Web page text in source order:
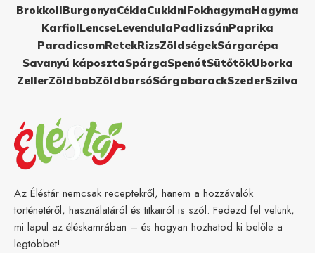
BrokkoliBurgonyaCéklaCukkiniFokhagymaHagyma
KarfiolLencseLevendulaPadlizsánPaprika
ParadicsomRetekRizsZöldségekSárgarépa
Savanyú káposztaSpárgaSpenótSütőtökUborka
ZellerZöldbabZöldborsóSárgabarackSzederSzilva
Az Éléstár nemcsak receptekről, hanem a hozzávalók
történetéről, használatáról és titkairól is szól. Fedezd fel velünk,
mi lapul az éléskamrában – és hogyan hozhatod ki belőle a
legtöbbet!